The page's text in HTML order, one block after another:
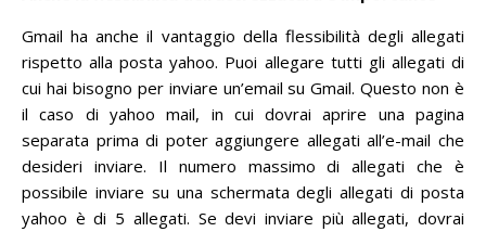
Gmail ha anche il vantaggio della flessibilità degli allegati
rispetto alla posta yahoo. Puoi allegare tutti gli allegati di
cui hai bisogno per inviare un’email su Gmail.Questo non è
il caso di yahoo mail, in cui dovrai aprire una pagina
separata prima di poter aggiungere allegati all’e-mail che
desideri inviare. Il numero massimo di allegati che è
possibile inviare su una schermata degli allegati di posta
yahoo è di 5 allegati. Se devi inviare più allegati, dovrai